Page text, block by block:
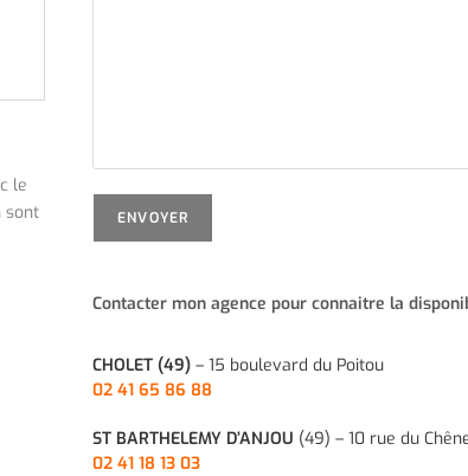
le
sont
Contacter mon agence pour connaitre la
CHOLET (49)– 15 boulevard du Poitou
02 41 65 86 88
ST BARTHELEMY D’ANJOU (49) – 10 rue du
02 41 18 13 03